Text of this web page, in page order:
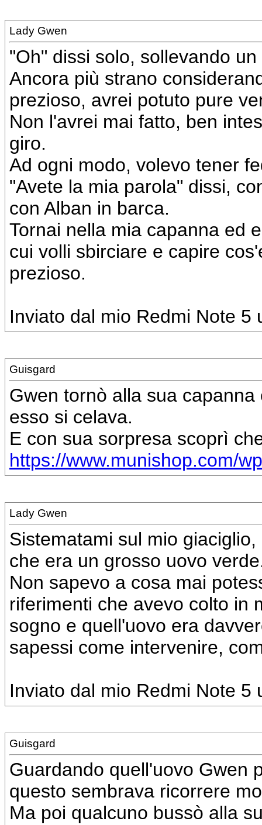
Lady Gwen
"Oh" dissi solo, sollevando
Ancora più strano
prezioso, avrei potuto pure
Non l'avrei mai fatto, ben
giro.
Ad ogni modo, volevo tener
"Avete la mia parola" dissi,
con Alban in barca.
Tornai nella mia capanna ed
cui volli sbirciare e capire
prezioso.
Inviato dal mio Redmi Note 5
Guisgard
Gwen tornò alla sua
esso si celava.
E con sua sorpresa scoprì
https://www.munishop.com/
Lady Gwen
Sistematami sul mio
che era un grosso uovo
Non sapevo a cosa mai
riferimenti che avevo colto in
sogno e quell'uovo era
sapessi come intervenire,
Inviato dal mio Redmi Note 5
Guisgard
Guardando quell'uovo Gwen
questo sembrava ricorrere
Ma poi qualcuno bussò alla